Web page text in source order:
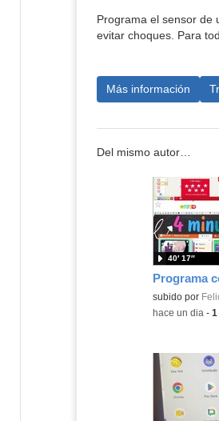
Programa el sensor de
evitar choques. Para
Más información
Del mismo autor…
Contenido
subido por
40′ 17″
-hace un dia - 1